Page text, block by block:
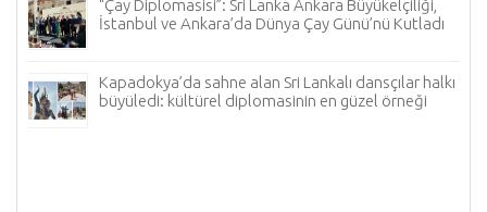
“Çay Diplomasisi”: Sri Lanka Ankara Büyükelçiliği,
İstanbul ve Ankara’da Dünya Çay Günü’nü Kutladı
Kapadokya’da sahne alan Sri Lankalı dansçılar halkı
büyüledi: kültürel diplomasinin en güzel örneği